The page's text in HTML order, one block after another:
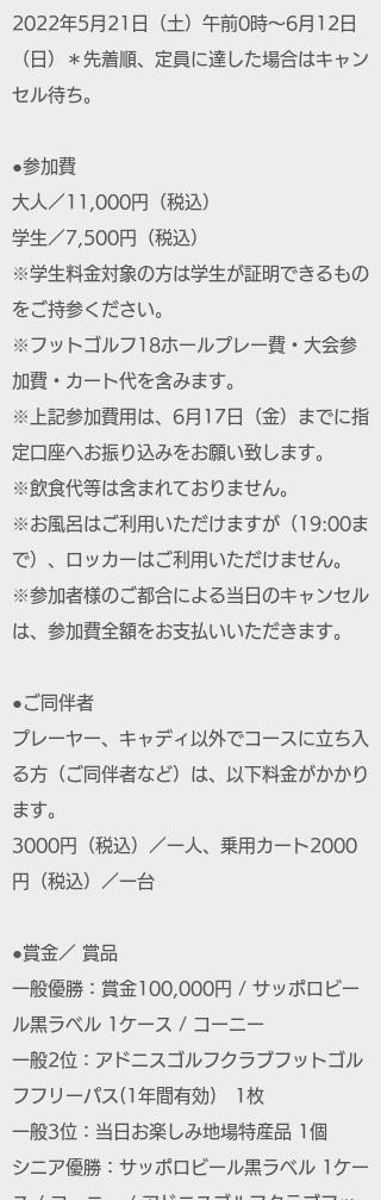
2022年5月21日（土）午前0時～6月12日
（日）＊先着順、定員に達した場合はキャン
セル待ち。
●参加費
大人／11,000円（税込）
学生／7,500円（税込）
※学生料金対象の方は学生が証明できるもの
をご持参ください。
※フットゴルフ18ホールプレー費・大会参
加費・カート代を含みます。
※上記参加費用は、6月17日（金）までに指
定口座へお振り込みをお願い致します。
※飲食代等は含まれておりません。
※お風呂はご利用いただけますが（19:00ま
で）、ロッカーはご利用いただけません。
※参加者様のご都合による当日のキャンセル
は、参加費全額をお支払いいただきます。
●ご同伴者
プレーヤー、キャディ以外でコースに立ち入
る方（ご同伴者など）は、以下料金がかかり
ます。
3000円（税込）／一人、乗用カート2000
円（税込）／一台
●賞金／ 賞品
一般優勝：賞金100,000円 / サッポロビー
ル黒ラベル 1ケース / コーニー
一般2位：アドニスゴルフクラブフットゴル
フフリーパス(1年間有効) 1枚
一般3位：当日お楽しみ地場特産品 1個
シニア優勝：サッポロビール黒ラベル 1ケー